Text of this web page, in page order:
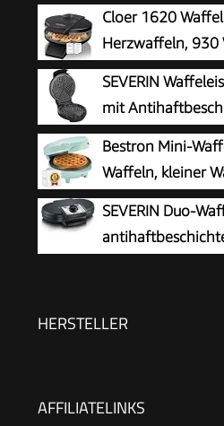
Cloer 1620
Herzwaffeln, 930
cm, stufenlos
Bräunungsgrad, schwarz
SEVERIN
mit
klassische
und praktisch, ca. 1.300 W
schwarz/Edelstal, WA 2103
Bestron Mini-
Waffeln, kleiner
Kindergeburtstage,
Weihnachten, Retro
SEVERIN Duo-
ca. 1.200 W Leistung,
HERSTELLER
AFFILIATELINKS